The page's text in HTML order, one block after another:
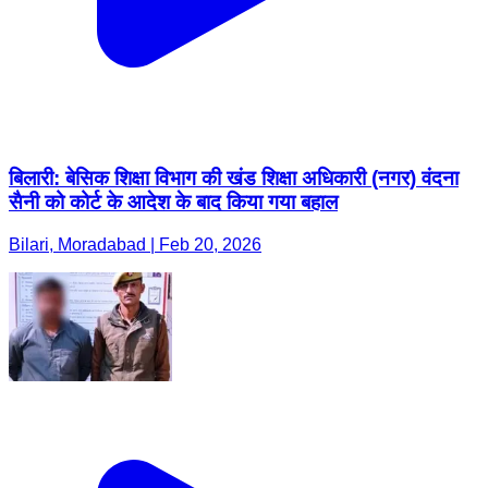
बिलारी: बेसिक शिक्षा विभाग की खंड शिक्षा अधिकारी (नगर) वंदना
सैनी को कोर्ट के आदेश के बाद किया गया बहाल
Bilari, Moradabad | Feb 20, 2026